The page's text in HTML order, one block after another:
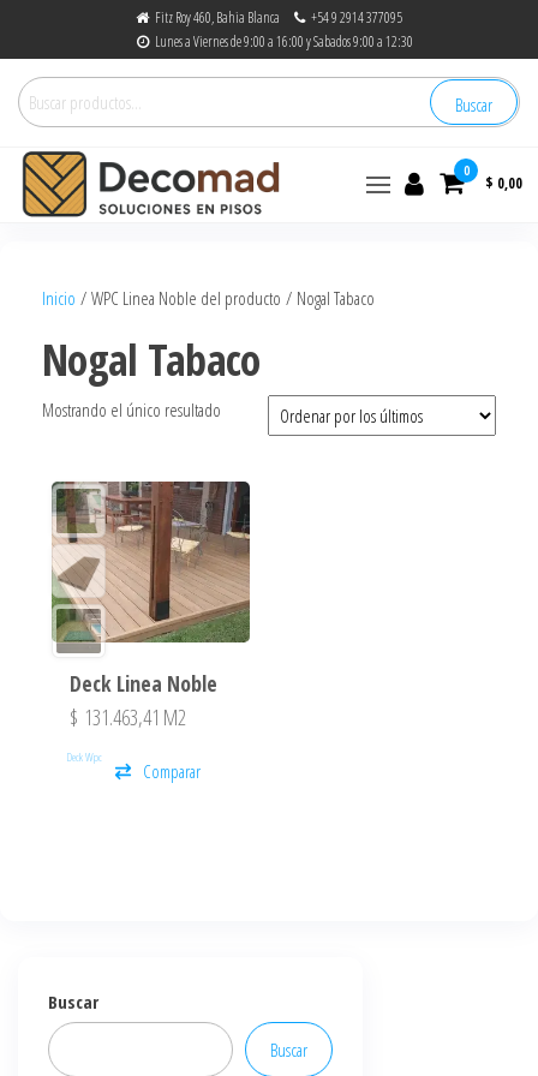
Fitz Roy 460, Bahia Blanca
+54 9 2914 377095
Lunes a Viernes de 9:00 a 16:00 y Sabados 9:00 a 12:30
Buscar
0
$ 0,00
Inicio / WPC Linea Noble del producto / Nogal Tabaco
Nogal Tabaco
Mostrando el único resultado
Deck Linea Noble
$ 131.463,41 M2
Deck Wpc
Comparar
Buscar
Buscar